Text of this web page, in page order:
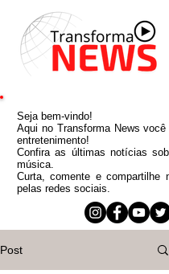
Seja bem-vindo!
Aqui no Transforma News
entretenimento!
Confira as últimas notícias
música.
Curta, comente e compartilhe
pelas redes sociais.
Post